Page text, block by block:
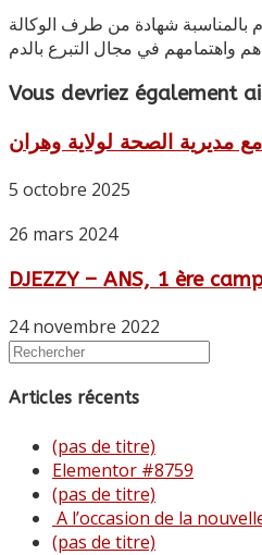
بالمناسبة شهادة من طرف الوكالة
Vous devriez également
مديرية الصحة لولاية وهران
5 octobre 2025
26 mars 2024
DJEZZY – ANS, 1 ère
24 novembre 2022
Articles récents
(pas de titre)
Elementor #8759
(pas de titre)
A l’occasion de la
(pas de titre)